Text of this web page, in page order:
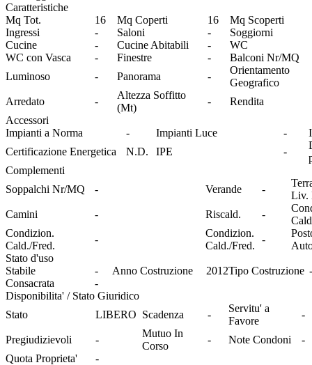
Caratteristiche
Mq Tot.
16 Mq Coperti 16
Mq Scoperti
Ingressi
- Saloni -
Soggiorni
Cucine
- Cucine Abitabili -
WC
WC con Vasca
- Finestre -
Balconi Nr/MQ
Luminoso
- Panorama -
Orientamento
Geografico
Arredato
-
Altezza Soffitto
(Mt)
-
Rendita
Accessori
Impianti a Norma
- Impianti Luce -
Certificazione Energetica
N.D. IPE -
Complementi
Soppalchi Nr/MQ
- Verande -
Liv.
Camini
- Riscald. -
Condizion.
Cald./Fred.
-
Condizion.
Cald./Fred.
-
Stato d'uso
Stabile
- Anno Costruzione 2012Tipo Costruzione -
Consacrata
-
Disponibilita' / Stato Giuridico
Stato
LIBERO Scadenza -
Servitu' a
Favore
-
Pregiudizievoli -
Mutuo In
Corso
- Note Condoni
-
Quota Proprieta'
-